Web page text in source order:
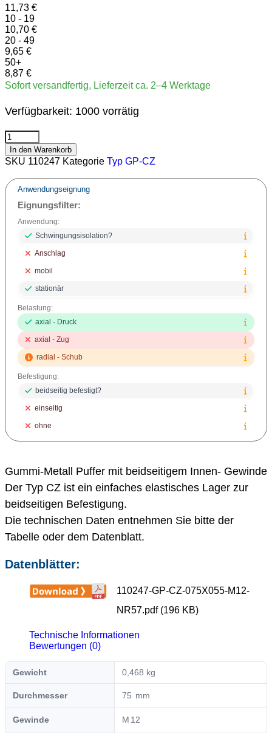
11,73 €
10 - 19
10,70 €
20 - 49
9,65 €
50+
8,87 €
Sofort versandfertig, Lieferzeit ca. 2–4 Werktage
Verfügbarkeit: 1000 vorrätig
In den Warenkorb
SKU 110247 Kategorie Typ GP-CZ
Anwendungseignung
Eignungsfilter:
Anwendung:
Schwingungsisolation?
Anschlag
mobil
stationär
Belastung:
axial - Druck
axial - Zug
radial - Schub
Befestigung:
beidseitig befestigt?
einseitig
ohne
Gummi-Metall Puffer mit beidseitigem Innen- Gewinde
Der Typ CZ ist ein einfaches elastisches Lager zur
beidseitigen Befestigung.
Die technischen Daten entnehmen Sie bitte der
Tabelle oder dem Datenblatt.
Datenblätter:
110247-GP-CZ-075X055-M12-
NR57.pdf (196 KB)
Technische Informationen
Bewertungen (0)
Gewicht 0,468 kg
Durchmesser 75
Gewinde 12